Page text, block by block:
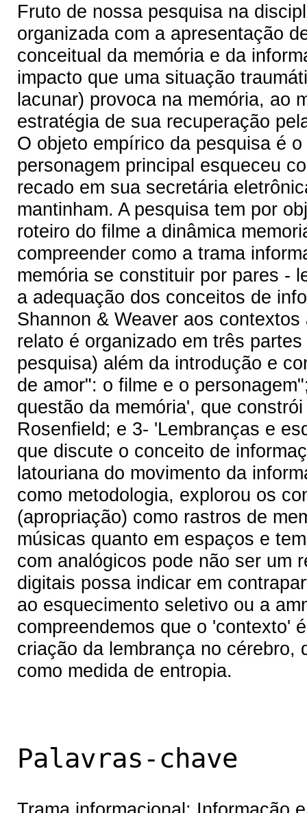
Fruto de nossa pesquisa na
organizada com a apresentação
conceitual da memória e da
impacto que uma situação
lacunar) provoca na memória, ao
estratégia de sua recuperação
O objeto empírico da pesquisa é
personagem principal esqueceu
recado em sua secretária
mantinham. A pesquisa tem por
roteiro do filme a dinâmica
compreender como a trama
memória se constituir por pares -
a adequação dos conceitos de
Shannon & Weaver aos
relato é organizado em três
pesquisa) além da introdução e
de amor": o filme e o
questão da memória', que
Rosenfield; e 3- 'Lembranças e
que discute o conceito de
latouriana do movimento da
como metodologia, explorou os
(apropriação) como rastros de
músicas quanto em espaços e
com analógicos pode não ser um
digitais possa indicar em
ao esquecimento seletivo ou a
compreendemos que o 'contexto'
criação da lembrança no cérebro,
como medida de entropia.
Palavras-chave